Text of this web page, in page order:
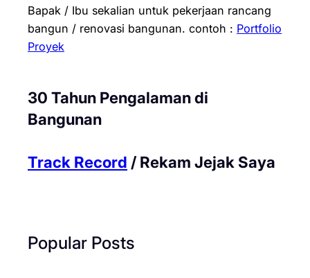
Bapak / Ibu sekalian untuk pekerjaan rancang
bangun / renovasi bangunan. contoh : Portfolio
Proyek
30 Tahun Pengalaman di
Bangunan
Track Record / Rekam Jejak Saya
Popular Posts